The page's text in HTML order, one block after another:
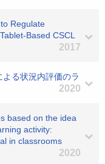
Regulate
Based CSCL
2017
る状況内評価のラ
2020
based on the idea
activity:
in classrooms
2020